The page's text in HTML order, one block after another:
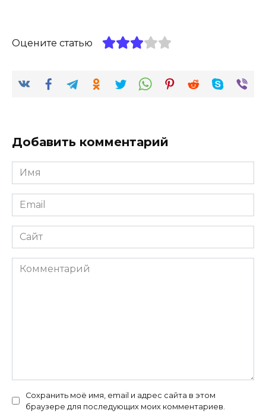
Оцените статью
Добавить комментарий
Имя
*
Email
*
Сайт
Комментарий
Сохранить моё имя, email и адрес сайта в этом
браузере для последующих моих комментариев.